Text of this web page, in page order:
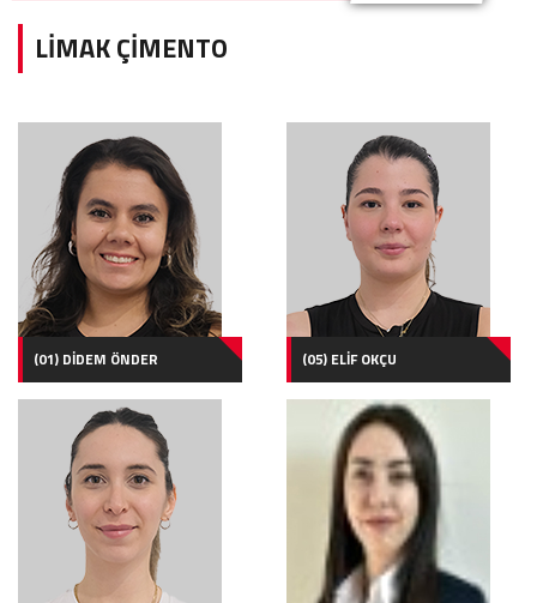
LİMAK ÇİMENTO
(01) DİDEM ÖNDER (05) ELİF OKÇU